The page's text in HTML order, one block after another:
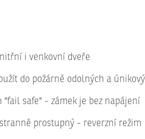
i venkovní dveře
do požárně odolných a
"fail safe" - zámek je bez napájení
prostupný - reverzní režim